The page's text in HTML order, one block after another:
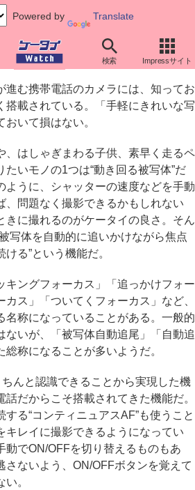
Powered by Translate
検索 Impressサイト
ラ最新機能
を
む携帯電話のカメラには、知ってお
搭載されている。「手軽にきれいな写
いて損はない。
はしゃぎまわる子供、素早く走るペ
たいモノの1つは“動き回る被写体”だ
ように、シャッターの速度などを手動
、問題なく撮影できるかもしれない
きに撮れるのがケータイの良さ。そん
写体を自動的に追いかけながら焦点
ける”という機能だ。
ングフォーカス」「追っかけフォー
カス」「ついてくフォーカス」など、
名称になっていることがある。一般的
ないが、「被写体自動追尾」「自動追
称になることが多いようだ。
んと認識できることから実現した機
だからこそ搭載されてきた機能だ。
る“コンティニュアスAF”も使うこと
キレイに撮影できるようになってい
動でON/OFFを切り替えるものもあ
さないよう、ON/OFFボタンを覚えて
。